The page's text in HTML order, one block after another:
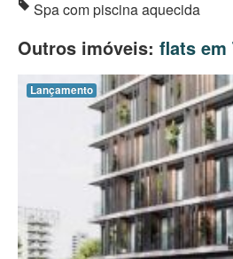
Spa com piscina aquecida
Outros imóveis: flats em
Lançamento